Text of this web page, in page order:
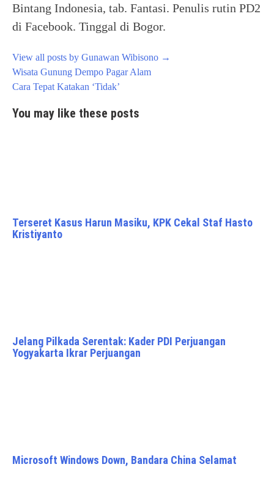
Bintang Indonesia, tab. Fantasi. Penulis rutin PD2
di Facebook. Tinggal di Bogor.
View all posts by Gunawan Wibisono →
Post
navigation
Wisata Gunung Dempo Pagar Alam
Cara Tepat Katakan ‘Tidak’
You may like these posts
Terseret Kasus Harun Masiku, KPK Cekal Staf Hasto
Kristiyanto
Jelang Pilkada Serentak: Kader PDI Perjuangan
Yogyakarta Ikrar Perjuangan
Microsoft Windows Down, Bandara China Selamat